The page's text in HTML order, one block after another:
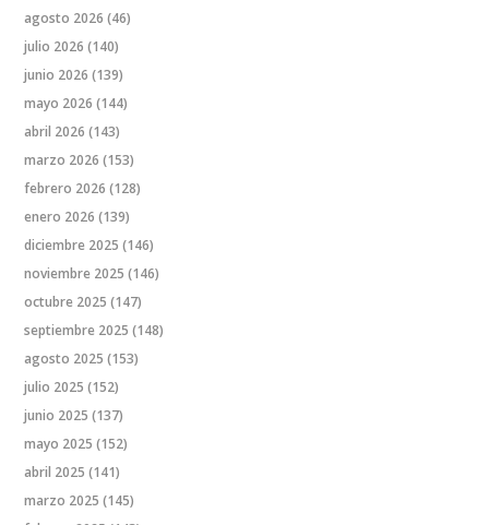
agosto 2026 (46)
julio 2026 (140)
junio 2026 (139)
mayo 2026 (144)
abril 2026 (143)
marzo 2026 (153)
febrero 2026 (128)
enero 2026 (139)
diciembre 2025 (146)
noviembre 2025 (146)
octubre 2025 (147)
septiembre 2025 (148)
agosto 2025 (153)
julio 2025 (152)
junio 2025 (137)
mayo 2025 (152)
abril 2025 (141)
marzo 2025 (145)